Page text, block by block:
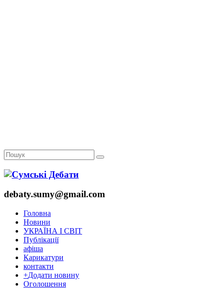
debaty.sumy@gmail.com
Головна
Новини
УКРАЇНА І СВІТ
Публікації
афіша
Карикатури
контакти
+Додати новину
Оголошення